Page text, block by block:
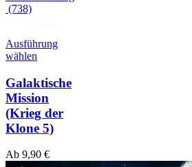
(738)
Ausführung
wählen
Galaktische
Mission
(Krieg der
Klone 5)
Ab 9,90 €